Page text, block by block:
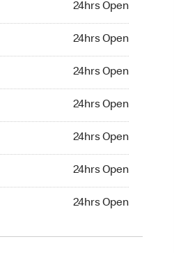
24hrs Open
24hrs Open
24hrs Open
24hrs Open
24hrs Open
24hrs Open
24hrs Open